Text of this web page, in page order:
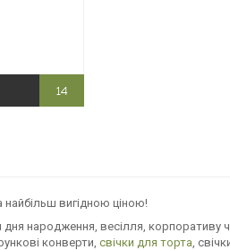
14
найбільш вигідною ціною!
народження, весілля, корпоративу
конверти, свічки для торта,